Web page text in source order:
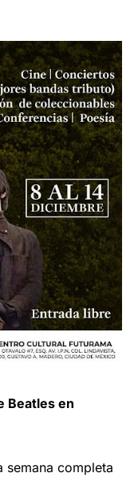
Beatles en
semana completa